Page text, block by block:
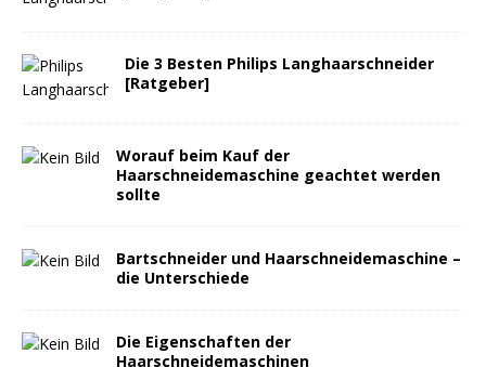
Die 3 Besten Philips Langhaarschneider
[Ratgeber]
Worauf beim Kauf der
Haarschneidemaschine geachtet werden
sollte
Bartschneider und Haarschneidemaschine –
die Unterschiede
Die Eigenschaften der
Haarschneidemaschinen